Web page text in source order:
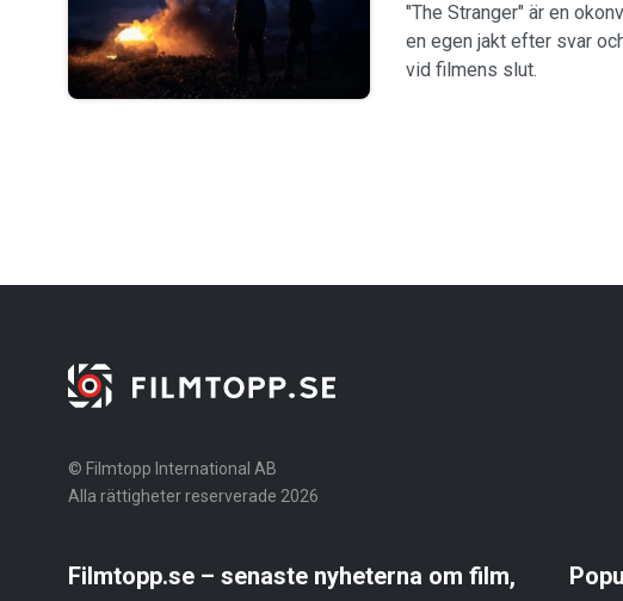
"The Stranger" är en
en egen jakt efter svar
vid filmens slut.
© Filmtopp International AB
Alla rättigheter reserverade 2026
Filmtopp.se – senaste nyheterna om film,